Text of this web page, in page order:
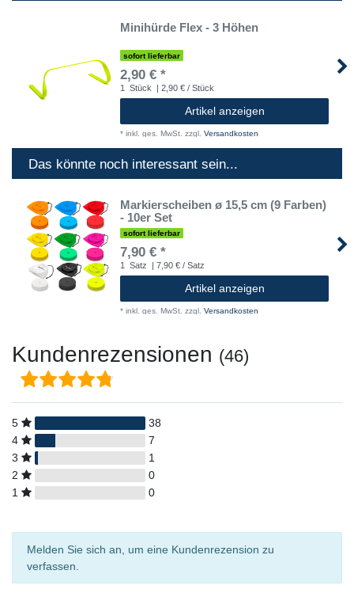
Minihürde Flex - 3 Höhen
sofort lieferbar
2,90 € *
1 Stück | 2,90 € / Stück
Artikel anzeigen
* inkl. ges. MwSt. zzgl. Versandkosten
Das könnte noch interessant sein...
Markierscheiben ø 15,5 cm (9 Farben)
- 10er Set
sofort lieferbar
7,90 € *
1 Satz | 7,90 € / Satz
Artikel anzeigen
* inkl. ges. MwSt. zzgl. Versandkosten
Kundenrezensionen (46)
5
38
4
7
3
1
2
0
1
0
Melden Sie sich an, um eine Kundenrezension zu
verfassen.